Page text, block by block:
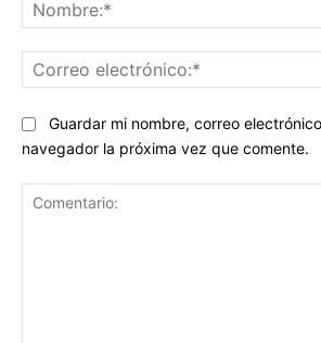
Guardar mi nombre, correo
navegador la próxima vez que comente.